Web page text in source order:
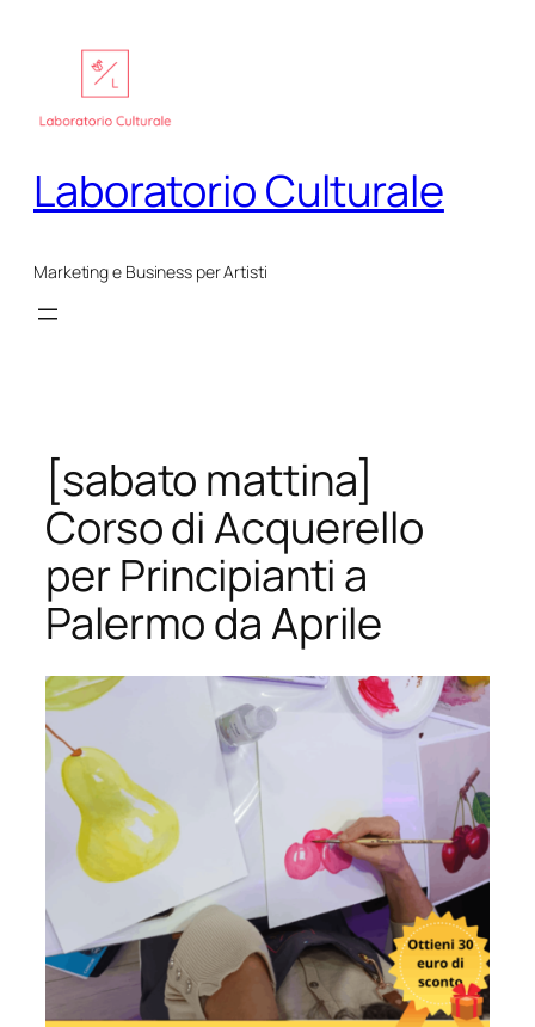
contenuto
Laboratorio Culturale
Marketing e Business per Artisti
[sabato mattina]
Corso di Acquerello
per Principianti a
Palermo da Aprile